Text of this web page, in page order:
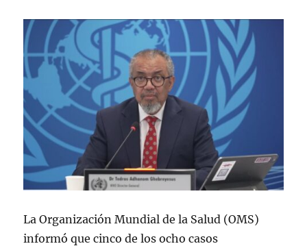
La Organización Mundial de la Salud (OMS)
informó que cinco de los ocho casos